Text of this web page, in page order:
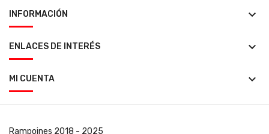
INFORMACIÓN keyboard_arrow_down
ENLACES DE INTERÉS keyboard_arrow_down
MI CUENTA keyboard_arrow_down
Rampoines 2018 - 2025